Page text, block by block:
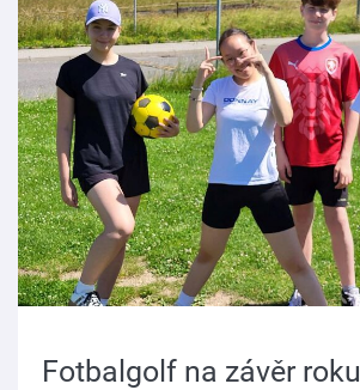
Fotbalgolf na závěr roku